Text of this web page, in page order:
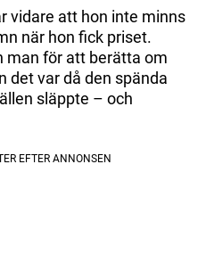
vidare att hon inte minns
när hon fick priset.
man för att berätta om
det var då den spända
släppte – och